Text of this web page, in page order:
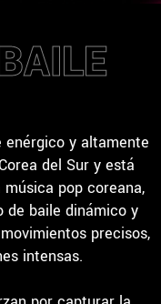
enérgico y altamente
del Sur y está
pop coreana,
de baile dinámico y
precisos,
intensas.